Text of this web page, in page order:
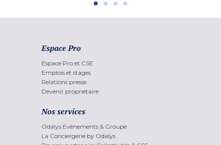
Espace Pro
Espace Pro et CSE
Emplois et stages
Relations presse
Devenir propriétaire
Nos services
Odalys Evènements & Groupe
La Conciergerie by Odalys